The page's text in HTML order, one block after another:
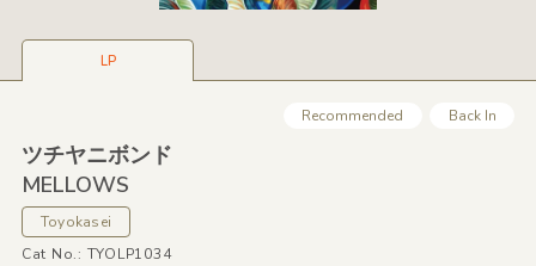
LP
Recommended Back In
ツチヤニボンド
MELLOWS
Toyokasei
Cat No.: TYOLP1034